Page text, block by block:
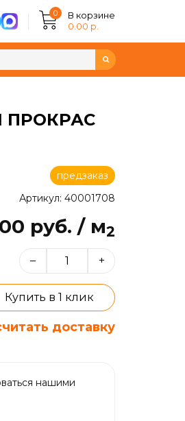
0
В корзине
0.00 р.
ПРОКРАС
предзаказ
Артикул: 40001708
руб. / м2
– +
Купить в 1 клик
доставку
нашими